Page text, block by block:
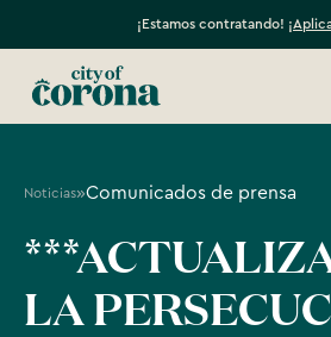
¡Estamos contratando!
Noticias»Comunicados de prensa
LA